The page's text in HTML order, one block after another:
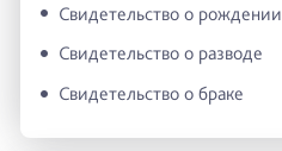
Свидетельство о рождении
Свидетельство о разводе
Свидетельство о браке